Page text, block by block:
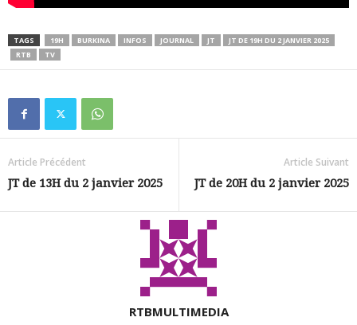
TAGS 19H BURKINA INFOS JOURNAL JT
JT DE 19H DU 2 JANVIER 2025
RTB
TV
Article Précédent
JT de 13H du 2 janvier 2025
Article Suivant
JT de 20H du 2 janvier 2025
RTBMULTIMEDIA